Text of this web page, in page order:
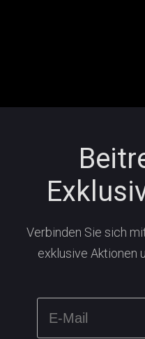
Verbinden Sie sich
exklusive Aktionen